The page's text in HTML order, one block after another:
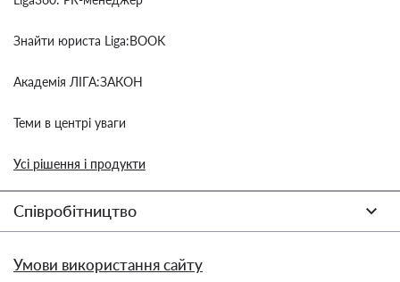
Знайти юриста Liga:BOOK
Академія ЛІГА:ЗАКОН
Теми в центрі уваги
Усі рішення і продукти
Співробітництво
Умови використання сайту